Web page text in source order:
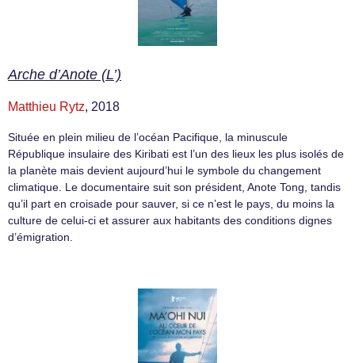
Arche d’Anote (L’)
Matthieu Rytz, 2018
Située en plein milieu de l’océan Pacifique, la minuscule
République insulaire des Kiribati est l’un des lieux les plus isolés de
la planète mais devient aujourd’hui le symbole du changement
climatique. Le documentaire suit son président, Anote Tong, tandis
qu’il part en croisade pour sauver, si ce n’est le pays, du moins la
culture de celui-ci et assurer aux habitants des conditions dignes
d’émigration.